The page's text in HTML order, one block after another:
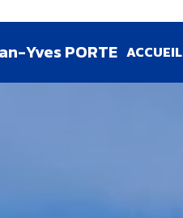
Yves PORTE ACCUEIL
cookies